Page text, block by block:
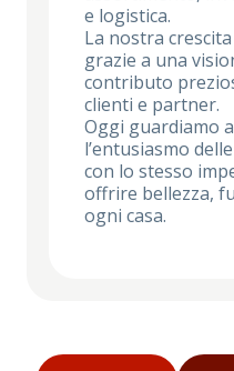
e logistica.
La nostra
grazie a una
contributo
clienti e partner.
Oggi guardiamo
l’entusiasmo
con lo stesso
offrire bellezza,
ogni casa.